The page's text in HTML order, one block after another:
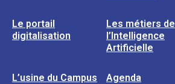
Le portail
digitalisation
Les métiers de
l’Intelligence
Artificielle
L’usine du Campus Agenda